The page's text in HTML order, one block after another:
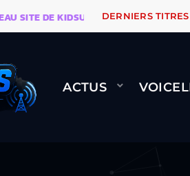
DE KIDSUNE WARÉTRO
DERNIERS
ACTUS